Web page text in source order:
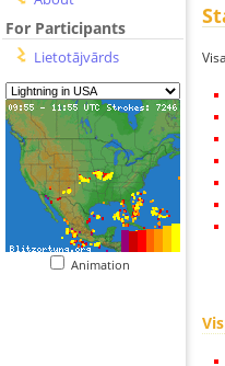
For Participants
Lietotājvārds
Animation